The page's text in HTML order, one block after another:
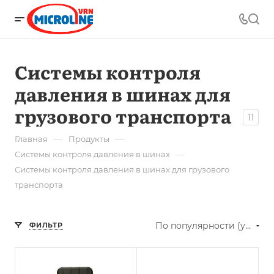
Системы контроля
давления в шинах для
грузового транспорта
11
Главная — Продукты —
Системы контроля давления в шинах —
Системы контроля давления в шинах для грузового
транспорта
ФИЛЬТР По популярности (убывание)